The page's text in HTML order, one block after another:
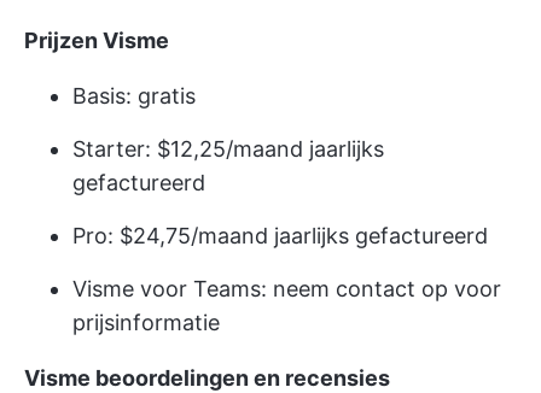
Prijzen Visme
Basis: gratis
Starter: $12,25/maand jaarlijks
gefactureerd
Pro: $24,75/maand jaarlijks gefactureerd
Visme voor Teams: neem contact op voor
prijsinformatie
Visme beoordelingen en recensies